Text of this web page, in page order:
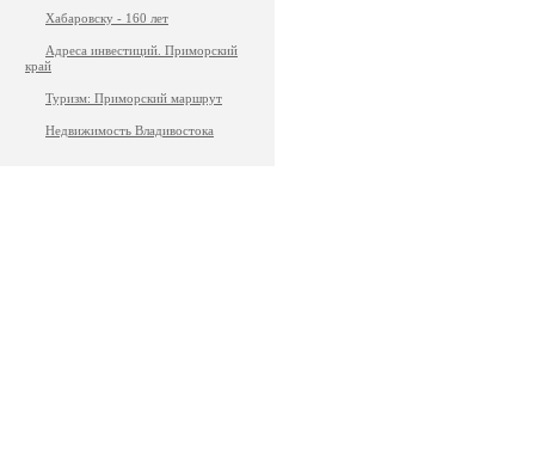
Хабаровску - 160 лет
Адреса инвестиций. Приморский
край
Туризм: Приморский маршрут
Недвижимость Владивостока